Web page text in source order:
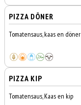
PIZZA DÖNER
Tomatensaus, kaas en döner
PIZZA KIP
Tomatensaus, Kaas en kip